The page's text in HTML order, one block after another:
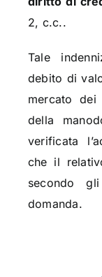
2, c.c..
Tale
debito di
mercato
della
verificata
che il
secondo
domanda.